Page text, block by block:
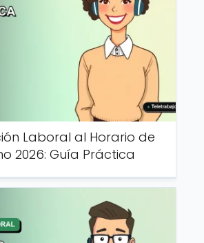
Laboral al Horario de
2026: Guía Práctica